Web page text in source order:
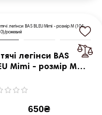
легінси BAS
Mimi - розмір M
650₴